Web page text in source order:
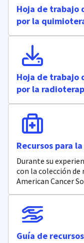
Hoja de trabajo
por la
Hoja de trabajo
por la
Recursos para
Durante su
con la colección de
American Cancer
Guía de